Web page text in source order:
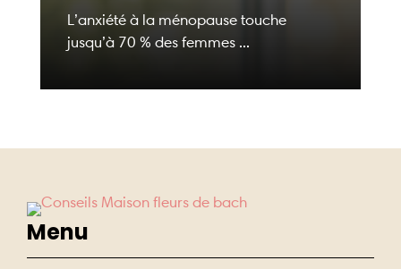
L’anxiété à la ménopause touche
jusqu’à 70 % des femmes ...
Menu